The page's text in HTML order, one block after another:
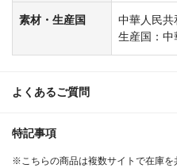
素材・生産国
中華人民共
生産国：中
よくあるご質問
特記事項
※こちらの商品は複数サイトで在庫